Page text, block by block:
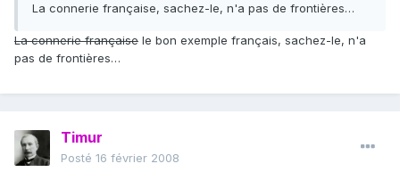
La connerie française, sachez-le, n'a pas de frontières…
La connerie française le bon exemple français, sachez-le, n'a
pas de frontières…
Timur
Posté 16 février 2008